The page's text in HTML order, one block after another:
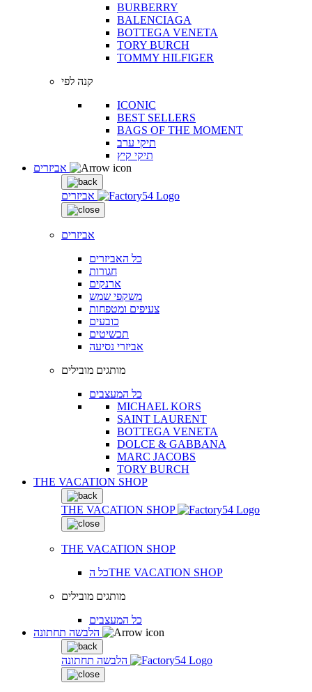
BURBERRY
BALENCIAGA
BOTTEGA VENETA
TORY BURCH
TOMMY HILFIGER
קנה לפי
ICONIC
BEST SELLERS
BAGS OF THE MOMENT
תיקי ערב
תיקי קיץ
אביזרים
אביזרים
כל האביזרים
חגורות
ארנקים
משקפי שמש
צעיפים ומטפחות
כובעים
תכשיטים
אביזרי נסיעה
מותגים מובילים
כל המעצבים
MICHAEL KORS
SAINT LAURENT
BOTTEGA VENETA
DOLCE & GABBANA
MARC JACOBS
TORY BURCH
THE VACATION SHOP
THE VACATION SHOP
THE VACATION SHOP
כל הTHE VACATION SHOP
מותגים מובילים
כל המעצבים
הלבשה תחתונה